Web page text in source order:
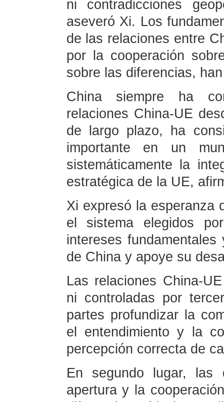
ni contradicciones
aseveró Xi. Los
de las relaciones entre
por la cooperación
sobre las diferencias,
China siempre ha
relaciones China-UE
de largo plazo, ha
importante en un
sistemáticamente la
estratégica de la UE,
Xi expresó la esperanza
el sistema elegidos
intereses
de China y apoye su
Las relaciones China-
ni controladas por
partes profundizar la
el entendimiento y la
percepción correcta de
En segundo lugar, las
apertura y la